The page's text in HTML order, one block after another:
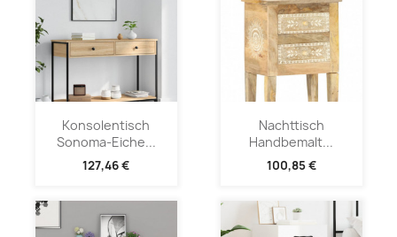
Konsolentisch
Sonoma-Eiche...
127,46 €
Nachttisch
Handbemalt...
100,85 €